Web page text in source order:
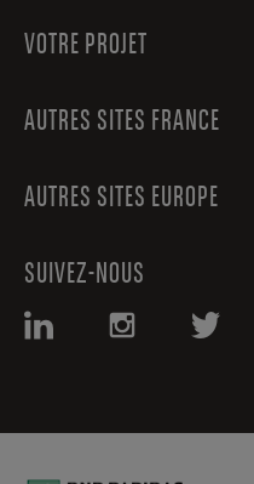
VOTRE PROJET
AUTRES SITES FRANCE
AUTRES SITES EUROPE
SUIVEZ-NOUS